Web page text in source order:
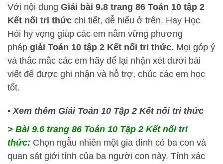
Với nội dung Giải bài 9.8 trang 86 Toán 10 tập 2
Kết nối tri thức chi tiết, dễ hiểu ở trên. Hay Học
Hỏi hy vọng giúp các em nắm vững phương
pháp giải Toán 10 tập 2 Kết nối tri thức. Mọi góp ý
và thắc mắc các em hãy để lại nhận xét dưới bài
viết để được ghi nhận và hỗ trợ, chúc các em học
tốt.
•Xem thêm Giải Toán 10 Tập 2 Kết nối tri thức
> Bài 9.6 trang 86 Toán 10 Tập 2 Kết nối tri
thức: Chọn ngẫu nhiên một gia đình có ba con và
quan sát giới tính của ba người con này. Tính xác